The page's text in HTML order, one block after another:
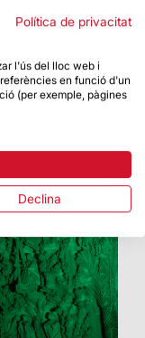
de la creu
Política de privacitat
l'ús del lloc web i
en funció d'un
(per exemple, pàgines
Declina